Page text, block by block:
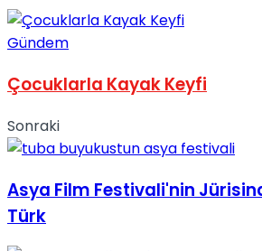
Gündem
Çocuklarla Kayak Keyfi
Sonraki
Asya Film Festivali'nin
Türk